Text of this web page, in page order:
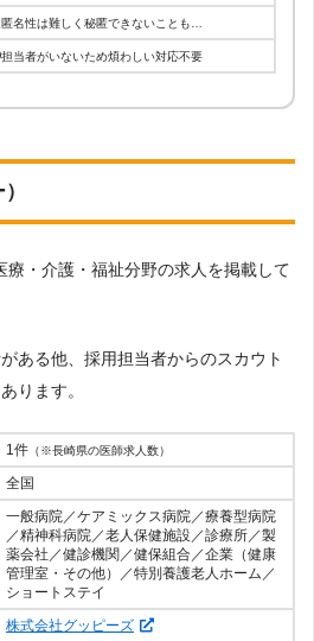
匿名性は難しく秘匿できないことも…
担当者がいないため煩わしい対応不要
療・介護・福祉分野の求人を掲載して
ある他、採用担当者からのスカウト
ります。
1件 （※長崎県の医師求人数）
全国
一般病院／ケアミックス病院／療養型病院
／精神科病院／老人保健施設／診療所／製
薬会社／健診機関／健保組合／企業（健康
管理室・その他）／特別養護老人ホーム／
ショートステイ
株式会社グッピーズ